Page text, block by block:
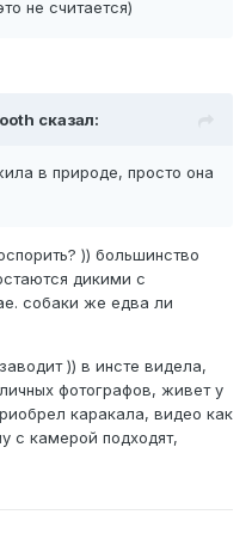
не считается)
сказал:
в природе, просто она
)) большинство
дикими с
собаки же едва ли
)) в инсте видела,
фотографов, живет у
каракала, видео как
с камерой подходят,